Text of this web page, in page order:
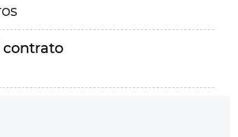
contrato